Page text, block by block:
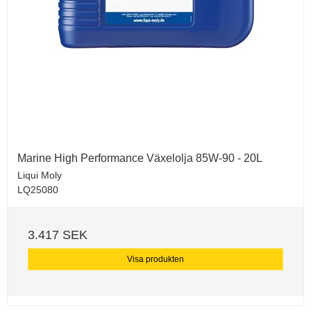
Marine High Performance Växelolja 85W-90 - 20L
Liqui Moly
LQ25080
3.417 SEK
Visa produkten